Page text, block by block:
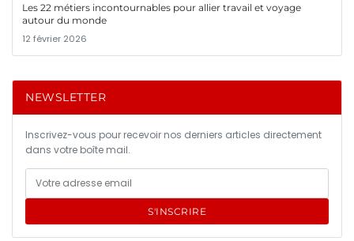
Les 22 métiers incontournables pour allier travail et voyage
autour du monde
12 février 2026
NEWSLETTER
Inscrivez-vous pour recevoir nos derniers articles directement
dans votre boîte mail.
S'INSCRIRE